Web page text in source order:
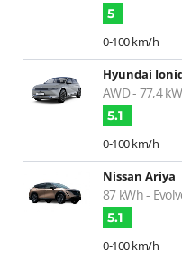
5
0-100 km/h
Hyundai
AWD - 77,4
5.1
0-100 km/h
Nissan Ariya
87 kWh -
5.1
0-100 km/h